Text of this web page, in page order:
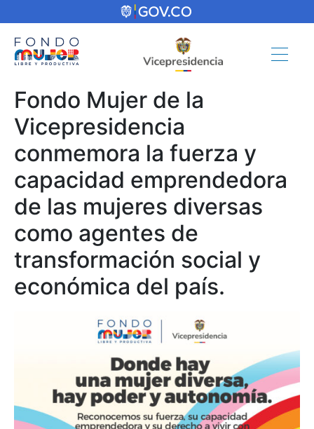
Fondo Mujer de la
Vicepresidencia
conmemora la fuerza y
capacidad emprendedora
de las mujeres diversas
como agentes de
transformación social y
económica del país.